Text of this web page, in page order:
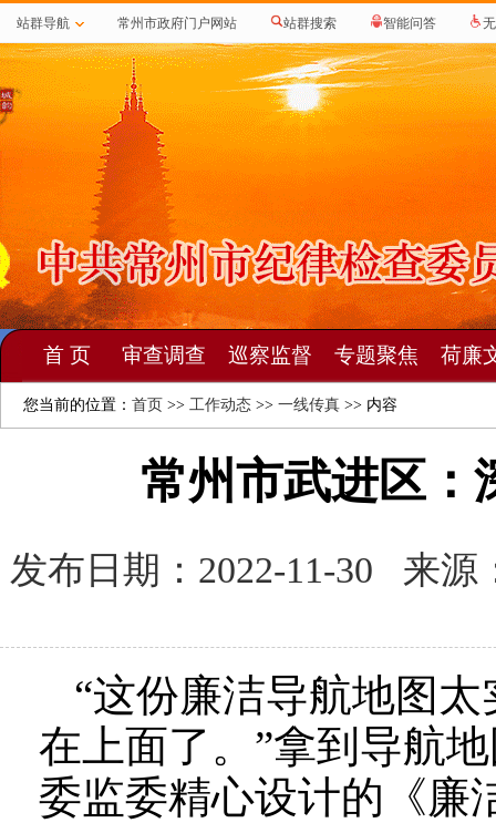
站群导航 常州市政府门户网站 站群搜索 智能问答
首 页 审查调查 巡察监督 专题聚焦 荷廉
您当前的位置： 首页 >> 工作动态 >> 一线传真 >> 内容
常州市武进区：
发布日期：2022-11-30 来
“这份廉洁导航地图
在上面了。”拿到导航
委监委精心设计的《廉